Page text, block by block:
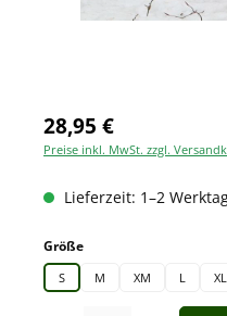
28,95 €
Preise inkl. MwSt. zzgl.
Lieferzeit: 1–2
Größeauswählen
S M XM L XL